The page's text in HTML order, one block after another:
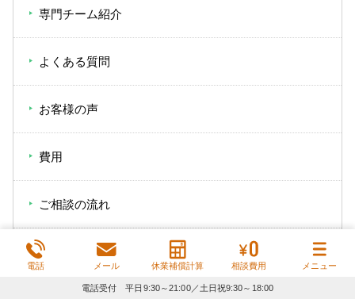
専門チーム紹介
よくある質問
お客様の声
費用
ご相談の流れ
事務所概要
電話 メール 休業補償計算 相談費用 メニュー
電話受付 平日9:30～21:00／土日祝9:30～18:00